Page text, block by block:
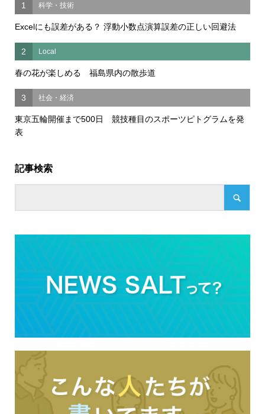
1 科学・技術
Excelにも誤差がある？ 浮動小数点演算誤差の正しい回避法
2 Local
春の花が楽しめる 福島県内の散歩道
3 社会・経済
東京五輪開催まで500日 競技種目のスポーツピトグラムを発
表
記事検索